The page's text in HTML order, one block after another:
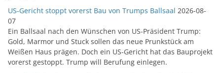
US-Gericht stoppt vorerst Bau von Trumps Ballsaal 2026-08-
07
Ein Ballsaal nach den Wünschen von US-Präsident Trump:
Gold, Marmor und Stuck sollen das neue Prunkstück am
Weißen Haus prägen. Doch ein US-Gericht hat das Bauprojekt
vorerst gestoppt. Trump will Berufung einlegen.